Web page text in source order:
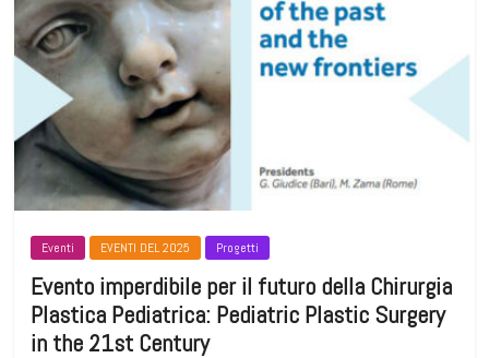
Eventi EVENTI DEL 2025 Progetti
Evento imperdibile per il futuro della Chirurgia
Plastica Pediatrica: Pediatric Plastic Surgery
in the 21st Century